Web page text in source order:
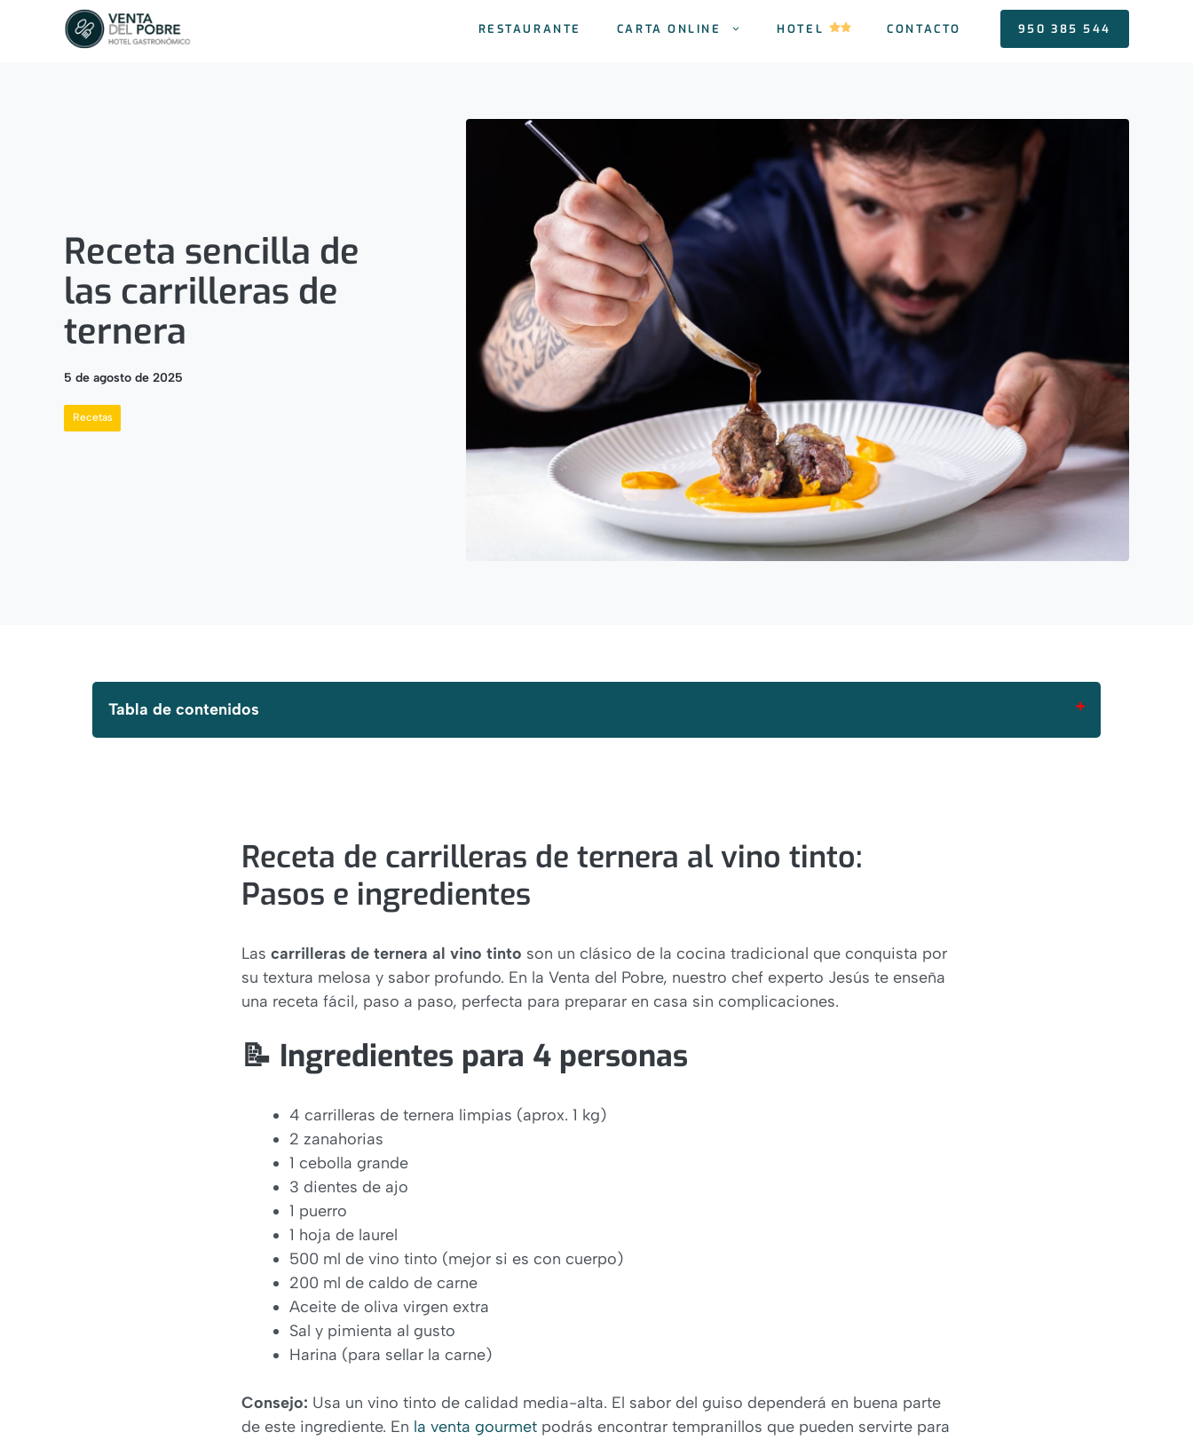
RESTAURANTE CARTA ONLINE HOTEL CONTACTO 950 385 544
Receta sencilla de
las carrilleras de
ternera
5 de agosto de 2025
Recetas
Tabla de contenidos
🍳 Preparación paso a paso
¿Cuánto tiempo tienen que cocerse las carrilleras de ternera?
¿Cómo hacer que las carrilleras se deshagan?
Receta de carrilleras de ternera al vino tinto:
Pasos e ingredientes
Las carrilleras de ternera al vino tinto son un clásico de la cocina tradicional que conquista por
su textura melosa y sabor profundo. En la Venta del Pobre, nuestro chef experto Jesús te enseña
una receta fácil, paso a paso, perfecta para preparar en casa sin complicaciones.
📝 Ingredientes para 4 personas
4 carrilleras de ternera limpias (aprox. 1 kg)
2 zanahorias
1 cebolla grande
3 dientes de ajo
1 puerro
1 hoja de laurel
500 ml de vino tinto (mejor si es con cuerpo)
200 ml de caldo de carne
Aceite de oliva virgen extra
Sal y pimienta al gusto
Harina (para sellar la carne)
Consejo: Usa un vino tinto de calidad media-alta. El sabor del guiso dependerá en buena parte
de este ingrediente. En la venta gourmet podrás encontrar tempranillos que pueden servirte para